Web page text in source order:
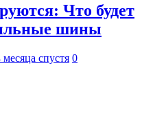
Что будет
шины
месяца спустя 0